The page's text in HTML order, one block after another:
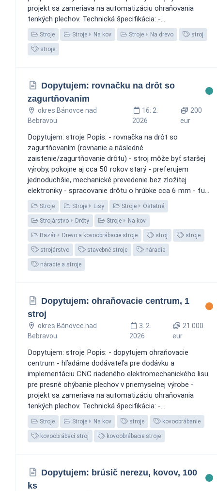
projekt sa zameriava na automatizáciu ohraňovania
tenkých plechov. Technická špecifikácia: -...
Stroje Stroje Na kov Stroje Na drevo stroj
stroje
Dopytujem: rovnačku na drôt so
zagurtňovaním
okres Bánovce nad
Bebravou
16. 2.
2026
200
eur
Dopytujem: stroje Popis: - rovnačka na drôt so
zagurtňovaním (rovnanie a následné
zaistenie/zagurtňovanie drôtu) - stroj môže byť staršej
výroby, pokojne aj cca 50 rokov starý - preferujem
jednoduchšie, mechanické prevedenie bez zložitej
elektroniky - spracovanie drôtu o hrúbke cca 6 mm - fu...
Stroje Stroje Lisy Stroje Ostatné
Strojárstvo Drôty Stroje Na kov
Bazár Drevo a kovoobrábacie stroje stroj stroje
strojárstvo stavebné stroje náradie
náradie a stroje
Dopytujem: ohraňovacie centrum, 1
stroj
okres Bánovce nad
Bebravou
3. 2.
2026
21 000
eur
Dopytujem: stroje Popis: - dopytujem ohraňovacie
centrum - hľadáme dodávateľa pre dodávku a
implementáciu CNC riadeného elektromechanického lisu
pre presné ohýbanie plechov v priemyselnej výrobe -
projekt sa zameriava na automatizáciu ohraňovania
tenkých plechov. Technická špecifikácia: -...
Stroje Stroje Na kov stroje kovoobrábanie
kovoobrábací stroj kovoobrábacie stroje
Dopytujem: brúsič nerezu, kovov, 100
ks